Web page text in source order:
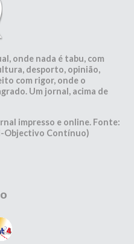
onde nada é tabu, com
desporto, opinião,
com rigor, onde o
Um jornal, acima de
impresso e online. Fonte:
Objectivo Contínuo)